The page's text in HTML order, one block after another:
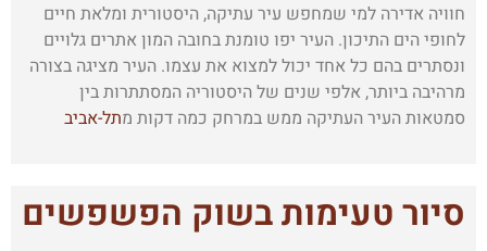
חוויה אדירה למי שמחפש עיר עתיקה, היסטורית ומלאת חיים
לחופי הים התיכון. העיר יפו טומנת בחובה המון אתרים גלויים
ונסתרים בהם כל אחד יכול למצוא את עצמו. העיר מציגה בצורה
מרהיבה ביותר, אלפי שנים של היסטוריה המסתתרות בין
סמטאות העיר העתיקה ממש במרחק כמה דקות מתל-אביב
סיור טעימות בשוק הפשפשים